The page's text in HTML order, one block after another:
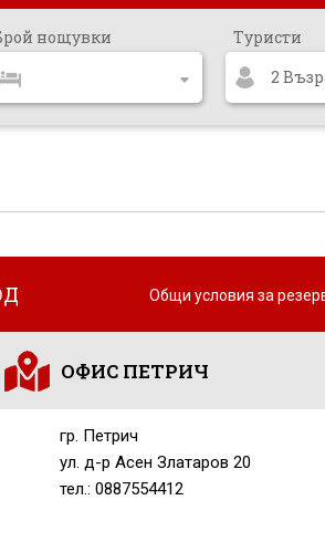
нощувки
Туристи
2
Общи условия за
ОФИС ПЕТРИЧ
гр. Петрич
ул. д-р Асен Златаров 20
тел.: 0887554412